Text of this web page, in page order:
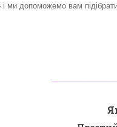
і ми допоможемо вам